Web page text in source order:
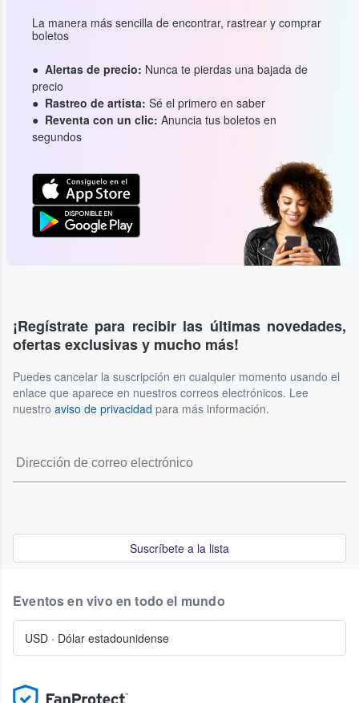
La manera más sencilla de encontrar, rastrear y comprar
boletos
Alertas de precio: Nunca te pierdas una bajada de
precio
Rastreo de artista: Sé el primero en saber
Reventa con un clic: Anuncia tus boletos en
segundos
¡Regístrate para recibir las últimas novedades,
ofertas exclusivas y mucho más!
Puedes cancelar la suscripción en cualquier momento usando el
enlace que aparece en nuestros correos electrónicos. Lee
nuestro aviso de privacidad para más información.
Suscríbete a la lista
Eventos en vivo en todo el mundo
USD · Dólar estadounidense